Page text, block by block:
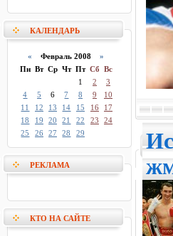
КАЛЕНДАРЬ
« Февраль 2008»
Пн Вт Ср Чт Пт Сб Вс
1
2
3
4
5 6 7 8 9
10
11
12 13 14 15 16
17
18
19 20 21 22 23
24
25
26 27 28 29
РЕКЛАМА
КТО НА САЙТЕ